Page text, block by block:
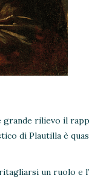
grande rilievo il
di Plautilla è
un ruolo e